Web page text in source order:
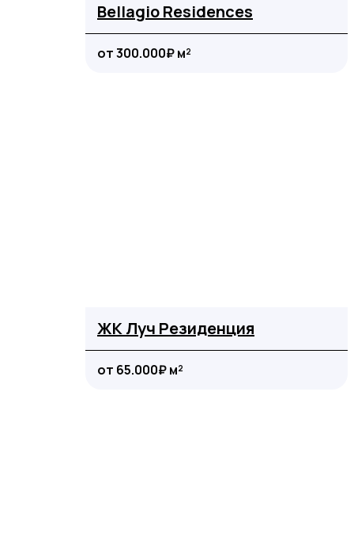
Bellagio Residences
от 300.000₽ м²
ЖК Луч Резиденция
от 65.000₽ м²